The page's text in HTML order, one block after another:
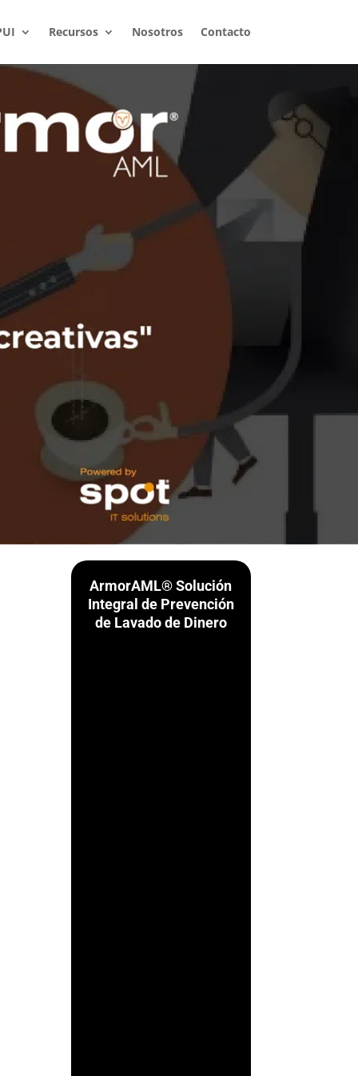
Recursos Nosotros Contacto
ArmorAML® Solución
Integral de Prevención
de Lavado de Dinero